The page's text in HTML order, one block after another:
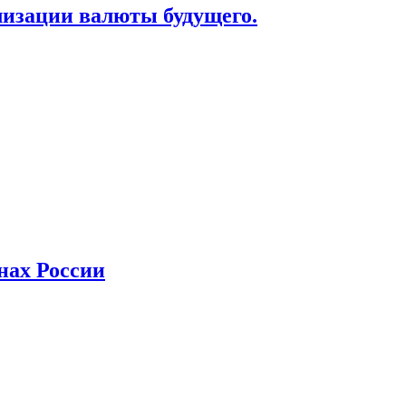
валюты будущего.
России